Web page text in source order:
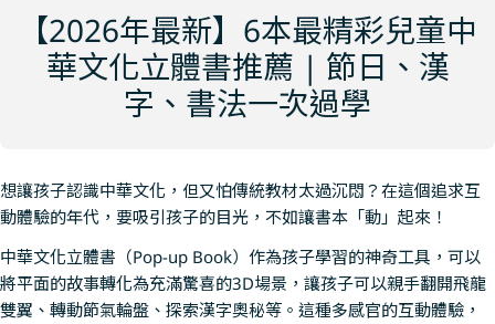
【2026年最新】6本最精彩兒童中
華文化立體書推薦 | 節日、漢
字、書法一次過學
想讓孩子認識中華文化，但又怕傳統教材太過沉悶？在這個追求互
動體驗的年代，要吸引孩子的目光，不如讓書本「動」起來！
中華文化立體書（Pop-up Book）作為孩子學習的神奇工具，可以
將平面的故事轉化為充滿驚喜的3D場景，讓孩子可以親手翻開飛龍
雙翼、轉動節氣輪盤、探索漢字奧秘等。這種多感官的互動體驗，